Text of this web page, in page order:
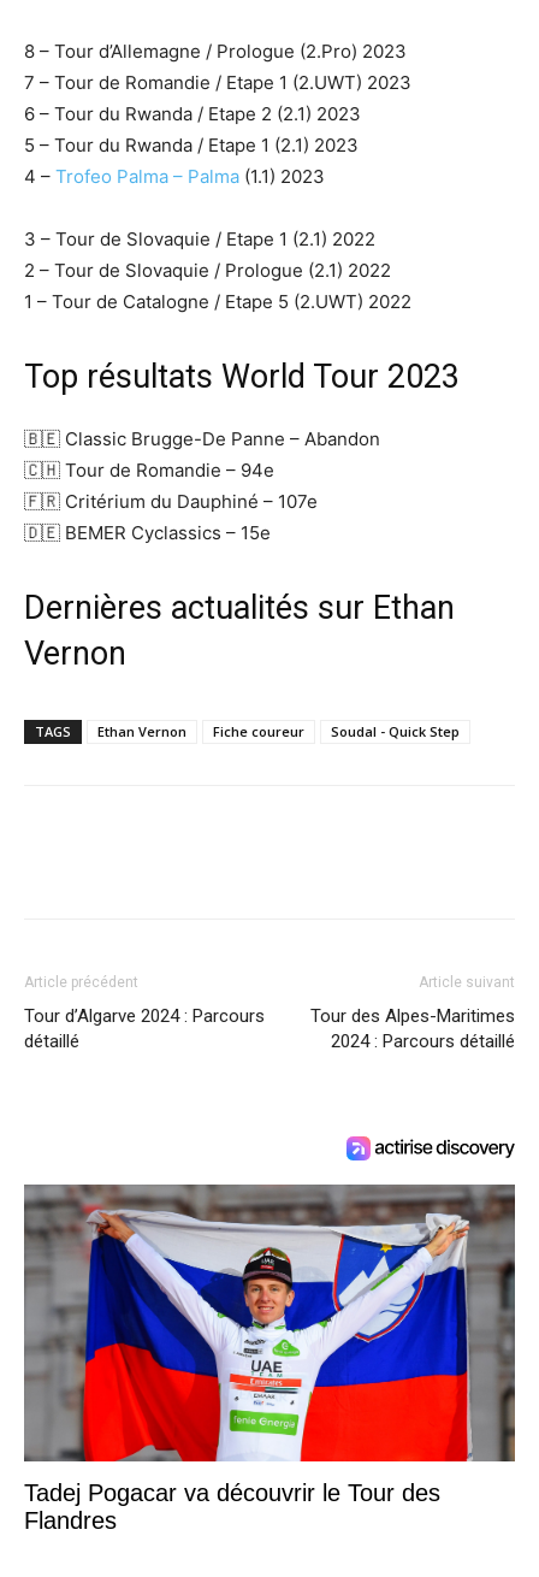
8 – Tour d’Allemagne / Prologue (2.Pro) 2023
7 – Tour de Romandie / Etape 1 (2.UWT) 2023
6 – Tour du Rwanda / Etape 2 (2.1) 2023
5 – Tour du Rwanda / Etape 1 (2.1) 2023
4 – Trofeo Palma – Palma (1.1) 2023
3 – Tour de Slovaquie / Etape 1 (2.1) 2022
2 – Tour de Slovaquie / Prologue (2.1) 2022
1 – Tour de Catalogne / Etape 5 (2.UWT) 2022
Top résultats World Tour 2023
🇧🇪 Classic Brugge-De Panne – Abandon
🇨🇭 Tour de Romandie – 94e
🇫🇷 Critérium du Dauphiné – 107e
🇩🇪 BEMER Cyclassics – 15e
Dernières actualités sur Ethan
Vernon
TAGS Ethan Vernon Fiche coureur Soudal - Quick Step
Article précédent
Tour d’Algarve 2024 : Parcours
détaillé
Article suivant
Tour des Alpes-Maritimes
2024 : Parcours détaillé
Tadej Pogacar va découvrir le Tour des
Flandres